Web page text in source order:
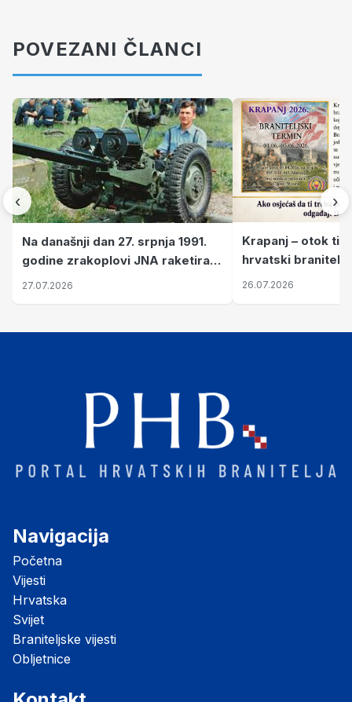
POVEZANI ČLANCI
‹
Na današnji dan 27. srpnja 1991.
godine zrakoplovi JNA raketirali
su vojarnu i obučni centar "Nikola
27.07.2026
Krapanj – otok
hrvatski branitelji
pronalaze mir
26.07.2026
›
Navigacija
Početna
Vijesti
Hrvatska
Svijet
Braniteljske vijesti
Obljetnice